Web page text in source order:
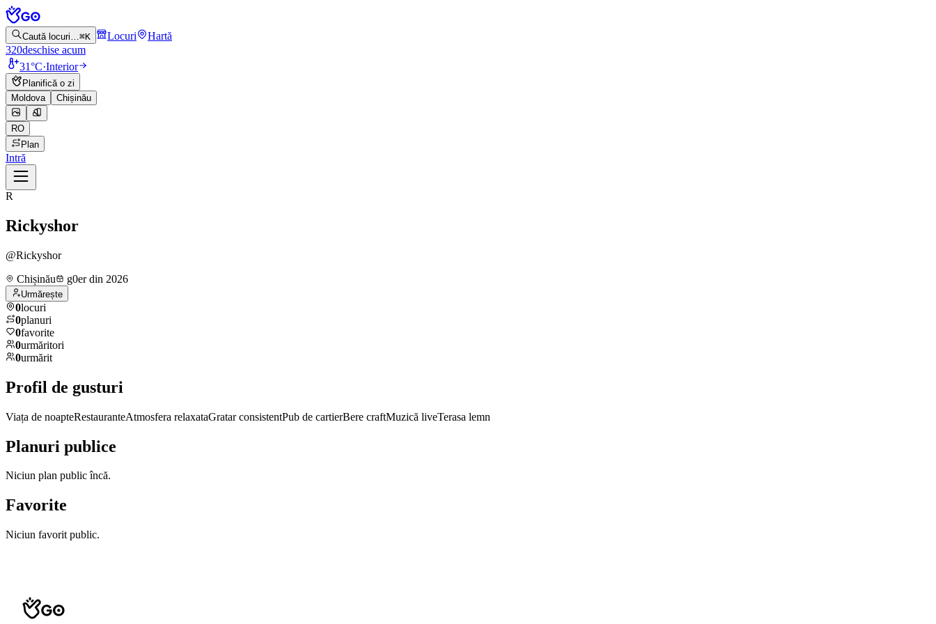
Caută locuri…⌘K Locuri
Hartă
320deschise acum
31°C·Interior
Planifică o zi
Moldova
Chișinău
RO
Plan
Intră
R
Rickyshor
@Rickyshor
Chișinău
g0er din 2026
Urmărește
0locuri
0planuri
0favorite
0urmăritori
0urmărit
Profil de gusturi
Viața de noapteRestauranteAtmosfera relaxataGratar consistentPub de cartierBere craftMuzică liveTerasa lemn
Planuri publice
Niciun plan public încă.
Favorite
Niciun favorit public.